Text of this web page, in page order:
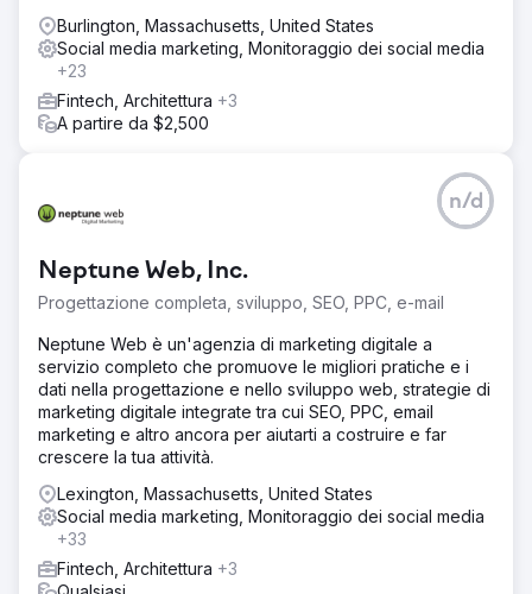
Burlington, Massachusetts, United States
Social media marketing, Monitoraggio dei social media
+23
Fintech, Architettura +3
A partire da $2,500
Neptune Web, Inc.
Progettazione completa, sviluppo, SEO, PPC, e-mail
n/d
Neptune Web è un'agenzia di marketing digitale a
servizio completo che promuove le migliori pratiche e i
dati nella progettazione e nello sviluppo web, strategie di
marketing digitale integrate tra cui SEO, PPC, email
marketing e altro ancora per aiutarti a costruire e far
crescere la tua attività.
Lexington, Massachusetts, United States
Social media marketing, Monitoraggio dei social media
+33
Fintech, Architettura +3